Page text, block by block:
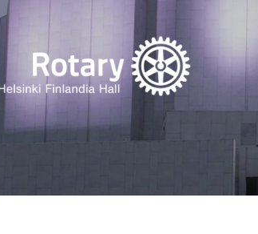
Hall Rotaryklubi ry